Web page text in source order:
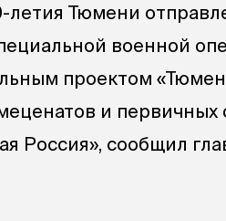
Тюмени
военной
проектом
и первичных
Россия», сообщил